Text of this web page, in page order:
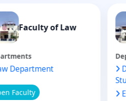
Faculty of Law
Departments
Law Department
Open Faculty